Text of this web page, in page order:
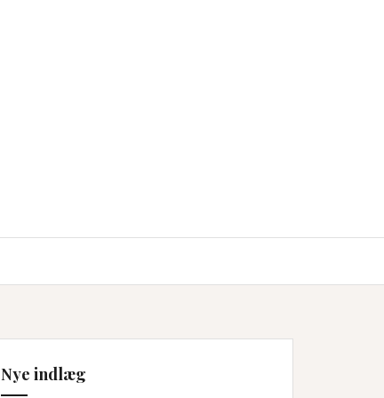
Nye indlæg